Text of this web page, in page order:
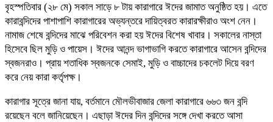
বৃহস্পতিবার (২৮ মে) সকাল সাড়ে ৮ টায় কারাগারে ঈদের জামাত অনুষ্ঠিত হয়। এতে
কারাবন্দিদের পাশাপাশি কারাগারের অভ্যন্তরে দায়িত্বরত কারারক্ষীরাও অংশ নেন।
নামাজ শেষে বন্দিদের মাঝে পরিবেশন করা হয় ঈদের বিশেষ খাবার। সকালের নাস্তা
হিসেবে ছিল মুড়ি ও পায়েস। ঈদের আনন্দ ভাগাভাগি করতে কারাগারে আসেন বন্দিদের
স্বজনরাও। প্রায় শতাধিক স্বজনকে সেমাই, মুড়ি ও বাচ্চাদের চকলেট দিয়ে বরণ
করে নেয় কারা কর্তৃপক্ষ।
কারাগার সূত্রে জানা যায়, বর্তমানে মৌলভীবাজার জেলা কারাগারে ৬৬৩ জন বন্দি
রয়েছেন বলে জানিয়েছেন। এছাড়া ঈদের দিন বন্দিদের সঙ্গে দেখা করতে আসা